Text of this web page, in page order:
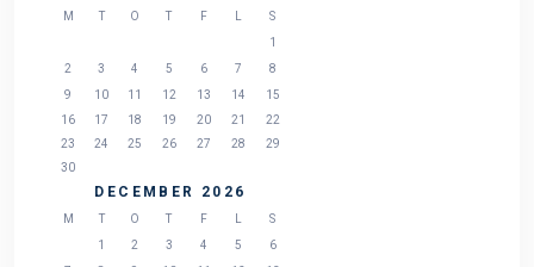
M T O T F L
S
1
2
3 4 5 6 7
8
9
10 11 12 13 14
15
16
17 18 19 20 21
22
23
24 25 26 27 28
29
30
DECEMBER 2026
M T O T F L
S
1
2 3 4 5
6